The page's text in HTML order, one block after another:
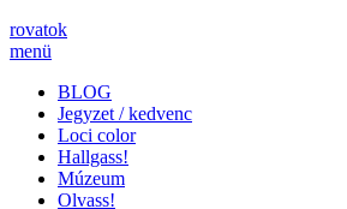
rovatok
menü
BLOG
Jegyzet / kedvenc
Loci color
Hallgass!
Múzeum
Olvass!